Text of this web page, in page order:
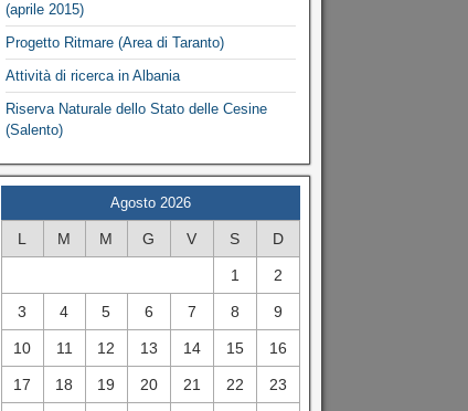
(aprile 2015)
Progetto Ritmare (Area di Taranto)
Attività di ricerca in Albania
Riserva Naturale dello Stato delle Cesine
(Salento)
Agosto 2026
L M M G V S D
1 2
3 4 5 6 7 8 9
10 11 12 13 14 15 16
17 18 19 20 21 22 23